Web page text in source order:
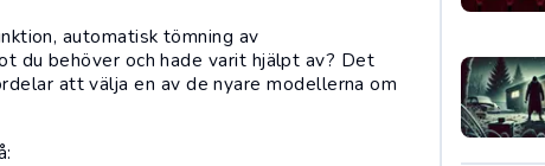
automatisk tömning av
du behöver och hade varit hjälpt av? Det
att välja en av de nyare modellerna om